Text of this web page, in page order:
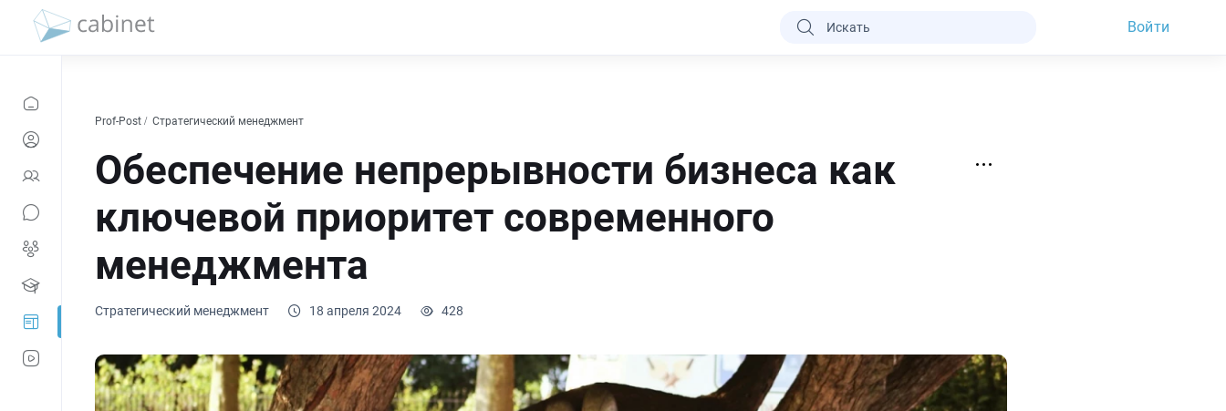
Войти
Prof-Post Стратегический менеджмент
Обеспечение непрерывности бизнеса как
ключевой приоритет современного
менеджмента
Стратегический менеджмент 18 апреля 2024 428